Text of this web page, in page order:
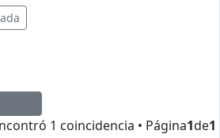
1 coincidencia • Página1de1